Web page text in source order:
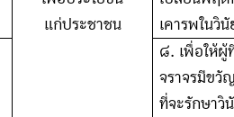
แก่ประชาชน
เคารพในวินั
๘. เพื่อให้ผู้
จราจรมีขวั
ที่จะรักษาวิ